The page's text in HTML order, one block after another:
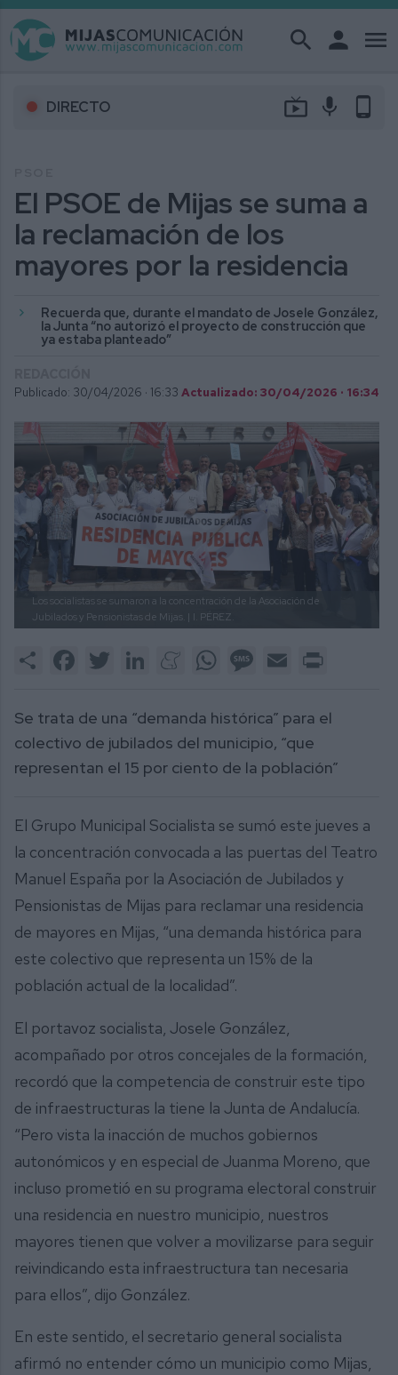
search person menu
DIRECTO live_tv mic phone_android
El PSOE de Mijas se suma a
la reclamación de los
mayores por la residencia
Recuerda que, durante el mandato de Josele González,
la Junta “no autorizó el proyecto de construcción que
ya estaba planteado”
Publicado: 30/04/2026 · 16:33 Actualizado: 30/04/2026 · 16:34
Los socialistas se sumaron a la concentración de la Asociación de
Jubilados y Pensionistas de Mijas. | I. PÉREZ.
Share FacebookTwitter LinkedInMeneameWhatsAppMessage
Email
Se trata de una “demanda histórica” para el
colectivo de jubilados del municipio, “que
representan el 15 por ciento de la población”
El Grupo Municipal Socialista se sumó este jueves a
la concentración convocada a las puertas del Teatro
Manuel España por la Asociación de Jubilados y
Pensionistas de Mijas para reclamar una residencia
de mayores en Mijas, “una demanda histórica para
este colectivo que representa un 15% de la
población actual de la localidad”.
El portavoz socialista, Josele González,
acompañado por otros concejales de la formación,
recordó que la competencia de construir este tipo
de infraestructuras la tiene la Junta de Andalucía.
“Pero vista la inacción de muchos gobiernos
autonómicos y en especial de Juanma Moreno, que
incluso prometió en su programa electoral construir
una residencia en nuestro municipio, nuestros
mayores tienen que volver a movilizarse para seguir
reivindicando esta infraestructura tan necesaria
para ellos”, dijo González.
En este sentido, el secretario general socialista
afirmó no entender cómo un municipio como Mijas,